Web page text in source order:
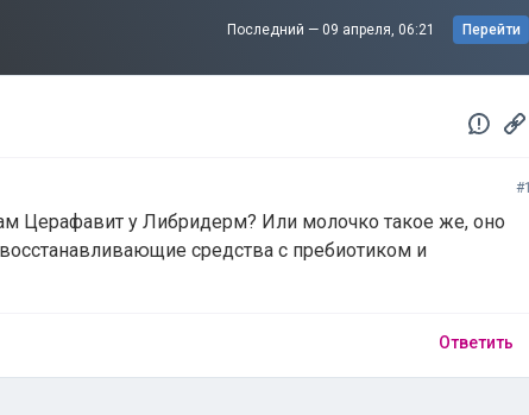
Последний — 09 апреля, 06:21 Перейти
#1
Церафавит у Либридерм? Или молочко такое же, оно
средства с пребиотиком и
Ответить